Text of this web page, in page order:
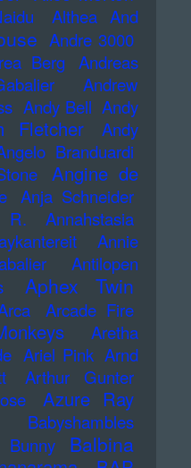
Althea And
Andre 3000
Berg
Andreas
Andrew
Andy Bell Andy
Fletcher
Andy
Branduardi
Angine de
Anja Schneider
R.
Annahstasia
Annie
Antilopen
Aphex Twin
Arcade Fire
Aretha
Ariel Pink Arnd
Arthur Gunter
Azure Ray
Babyshambles
Bunny Balbina